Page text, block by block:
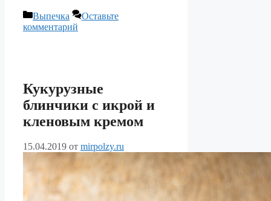
Рубрики
Выпечка
Оставьте
комментарий
Кукурузные
блинчики с икрой и
кленовым кремом
15.04.2019 от mirpolzy.ru